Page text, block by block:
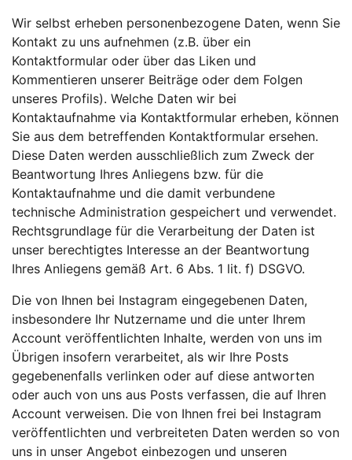
Wir selbst erheben personenbezogene Daten, wenn Sie
Kontakt zu uns aufnehmen (z.B. über ein
Kontaktformular oder über das Liken und
Kommentieren unserer Beiträge oder dem Folgen
unseres Profils). Welche Daten wir bei
Kontaktaufnahme via Kontaktformular erheben, können
Sie aus dem betreffenden Kontaktformular ersehen.
Diese Daten werden ausschließlich zum Zweck der
Beantwortung Ihres Anliegens bzw. für die
Kontaktaufnahme und die damit verbundene
technische Administration gespeichert und verwendet.
Rechtsgrundlage für die Verarbeitung der Daten ist
unser berechtigtes Interesse an der Beantwortung
Ihres Anliegens gemäß Art. 6 Abs. 1 lit. f) DSGVO.
Die von Ihnen bei Instagram eingegebenen Daten,
insbesondere Ihr Nutzername und die unter Ihrem
Account veröffentlichten Inhalte, werden von uns im
Übrigen insofern verarbeitet, als wir Ihre Posts
gegebenenfalls verlinken oder auf diese antworten
oder auch von uns aus Posts verfassen, die auf Ihren
Account verweisen. Die von Ihnen frei bei Instagram
veröffentlichten und verbreiteten Daten werden so von
uns in unser Angebot einbezogen und unseren